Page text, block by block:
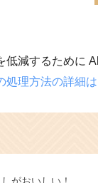
低減するために
処理方法の詳細